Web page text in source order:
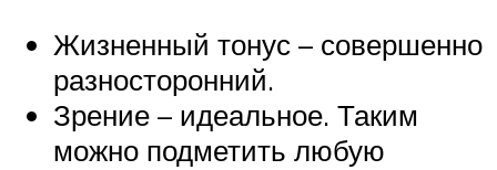
Жизненный тонус – совершенно
разносторонний.
Зрение – идеальное. Таким
можно подметить любую